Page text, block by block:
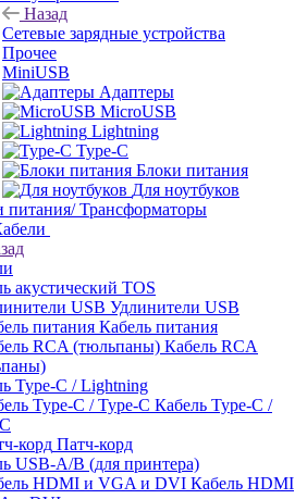
Назад
Сетевые зарядные устройства
Прочее
MiniUSB
Адаптеры
MicroUSB
Lightning
Type-C
Блоки питания
Для ноутбуков
питания/ Трансформаторы
акустический TOS
Удлинители USB
Кабель питания
Кабель RCA
Type-C / Lightning
Кабель Type-C /
Патч-корд
USB-A/B (для принтера)
Кабель HDMI